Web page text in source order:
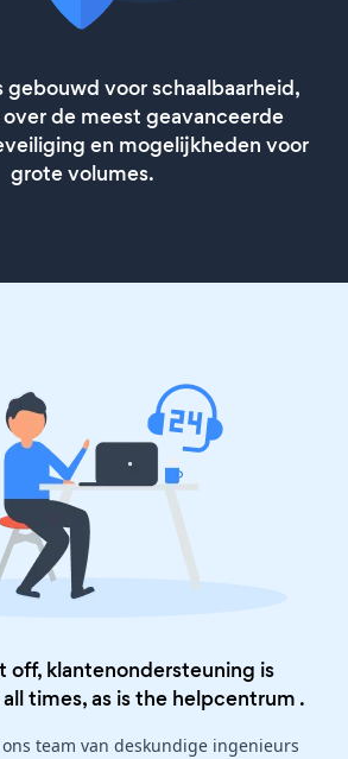
voor schaalbaarheid,
de meest geavanceerde
en mogelijkheden voor
grote volumes.
off, klantenondersteuning is
times, as is the helpcentrum .
team van deskundige ingenieurs